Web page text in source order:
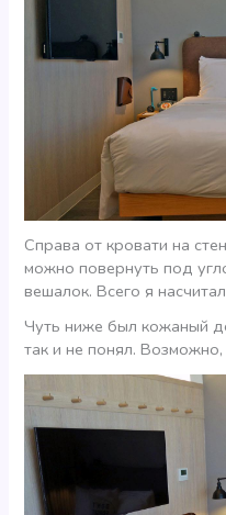
Справа от кровати на
можно повернуть под
вешалок. Всего я
Чуть ниже был кожаный
так и не понял. Возможно,